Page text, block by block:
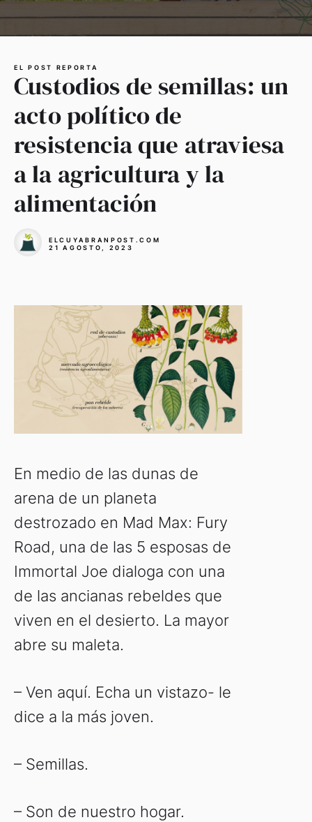
EL POST REPORTA
Custodios de semillas: un
acto político de
resistencia que atraviesa
a la agricultura y la
alimentación
ELCUYABRANPOST.COM
21 AGOSTO, 2023
En medio de las dunas de
arena de un planeta
destrozado en Mad Max: Fury
Road, una de las 5 esposas de
Immortal Joe dialoga con una
de las ancianas rebeldes que
viven en el desierto. La mayor
abre su maleta.
– Ven aquí. Echa un vistazo- le
dice a la más joven.
– Semillas.
– Son de nuestro hogar.